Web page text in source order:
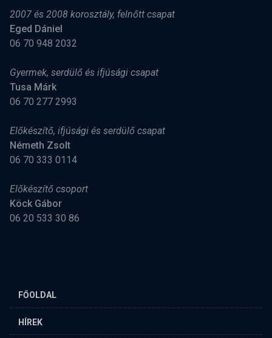
2007 és 2008 korosztály, felnőtt csapat
Eged Dániel
06 70 948 2032
Gyermek, serdülő és ifjúsági csapat
Tusa Márk
06 70 277 2993
Előkészítő, ifjúsági és serdülő csapat
Németh Zsolt
06 70 333 0114
Előkészítő csoport
Köck Gábor
06 20 533 30 86
FŐOLDAL
HÍREK